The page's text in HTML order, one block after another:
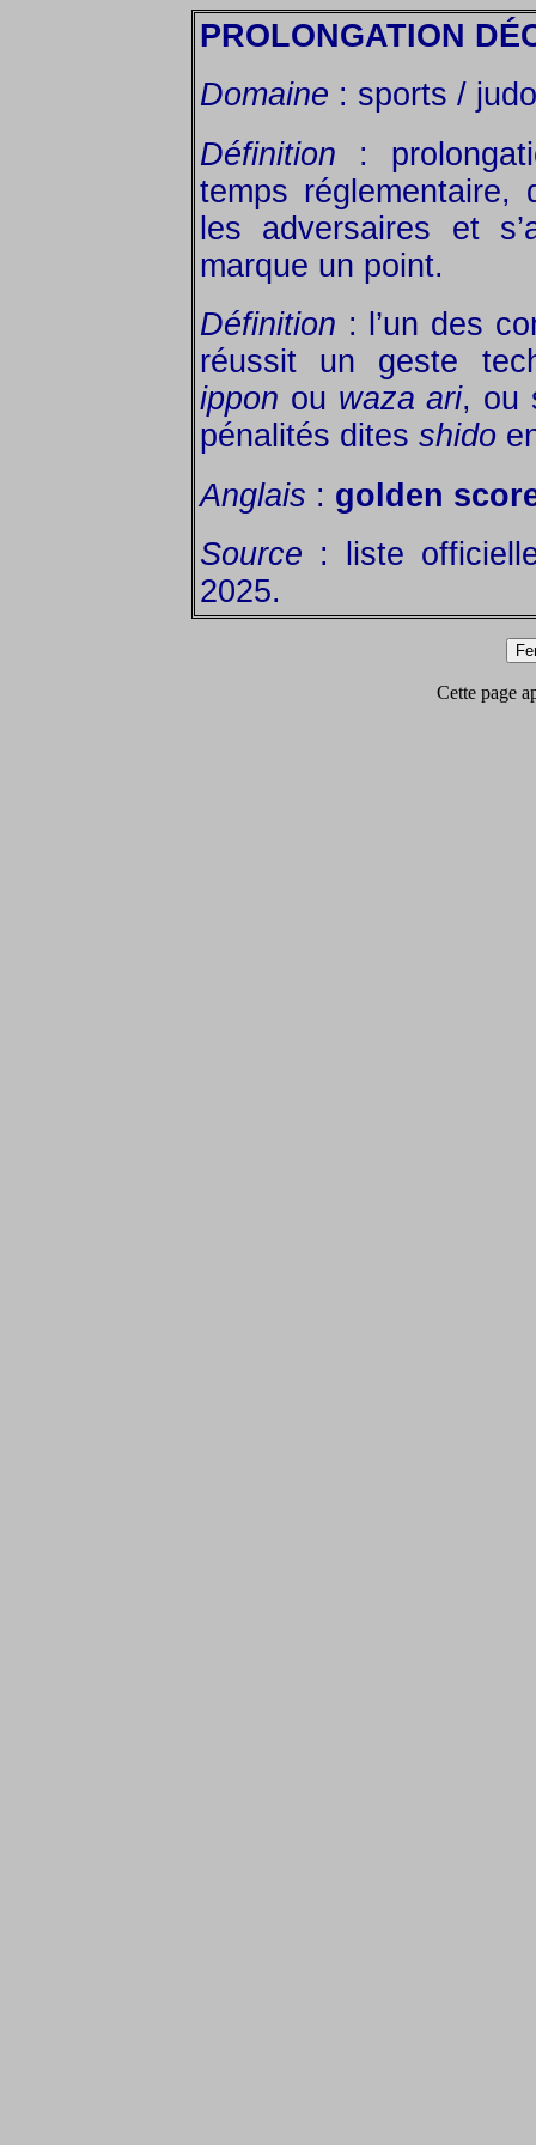
PROLONGATION
Domaine : sports /
Définition :
temps réglementaire,
les adversaires et
marque un point.
Définition : l’un des
réussit un geste
ippon ou waza ari, ou
pénalités dites shido
Anglais : golden
Source : liste
2025.
Cette page